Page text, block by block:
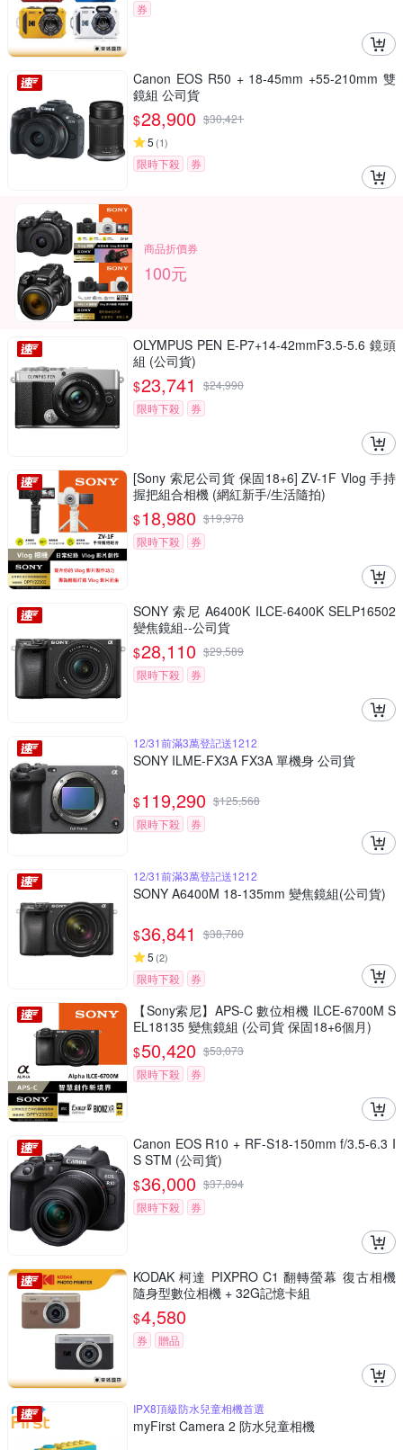
券
Canon EOS R50 + 18-45mm +55-210mm 雙
鏡組 公司貨
$28,900 $30,421
5 (1)
限時下殺 券
商品折價券
100元
OLYMPUS PEN E-P7+14-42mmF3.5-5.6 鏡頭
組 (公司貨)
$23,741 $24,990
限時下殺
券
[Sony 索尼公司貨 保固18+6] ZV-1F Vlog 手持
握把組合相機 (網紅新手/生活隨拍)
$18,980 $19,978
限時下殺
券
SONY 索尼 A6400K ILCE-6400K SELP16502
變焦鏡組--公司貨
$28,110 $29,589
限時下殺
券
12/31前滿3萬登記送1212
SONY ILME-FX3A FX3A 單機身 公司貨
$119,290 $125,568
限時下殺
券
12/31前滿3萬登記送1212
SONY A6400M 18-135mm 變焦鏡組(公司貨)
$36,841 $38,780
5 (2)
限時下殺 券
【Sony索尼】APS-C 數位相機 ILCE-6700M S
EL18135 變焦鏡組 (公司貨 保固18+6個月)
$50,420 $53,073
限時下殺
券
Canon EOS R10 + RF-S18-150mm f/3.5-6.3 I
S STM (公司貨)
$36,000 $37,894
限時下殺
券
KODAK 柯達 PIXPRO C1 翻轉螢幕 復古相機
隨身型數位相機 + 32G記憶卡組
$4,580
券 贈品
IPX8頂級防水兒童相機首選
myFirst Camera 2 防水兒童相機